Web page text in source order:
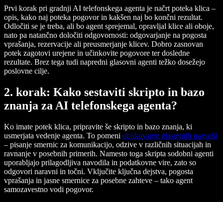
Prvi korak pri gradnji AI telefonskega agenta je načrt poteka klica –
opis, kako naj poteka pogovor in kakšen naj bo končni rezultat.
Odločiti se je treba, ali bo agent sprejemal, opravljal klice ali oboje,
nato pa natančno določiti odgovornosti: odgovarjanje na pogosta
vprašanja, rezervacije ali preusmerjanje klicev. Dobro zasnovan
potek zagotovi urejene in učinkovite pogovore ter dosledne
rezultate. Brez tega tudi napredni glasovni agenti težko dosežejo
poslovne cilje.
2. korak: Kako sestaviti skripto in bazo
znanja za AI telefonskega agenta?
Ko imate potek klica, pripravite še skripto in bazo znanja, ki
usmerjata vedenje agenta. To pomeni oblikovanje glasovnih navodil
– pisanje smernic za komunikacijo, odzive v različnih situacijah in
ravnanje v posebnih primerih. Namesto toga skripta sodobni agenti
uporabljajo prilagodljiva navodila in podatkovne vire, zato so
odgovori naravni in točni. Vključite ključna dejstva, pogosta
vprašanja in jasne smernice za posebne zahteve – tako agent
samozavestno vodi pogovor.